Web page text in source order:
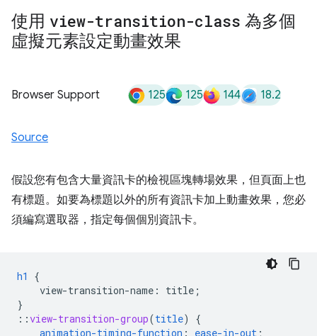
使用 view-transition-class 為多個
虛擬元素設定動畫效果
Browser Support 125 125 144 18.2
Source
假設您有包含大量資訊卡的檢視區塊轉場效果，但頁面上也
有標題。如要為標題以外的所有資訊卡加上動畫效果，您必
須編寫選取器，指定每個個別資訊卡。
h1
{
view-transition-name : title ;
}
::view-transition-group(title)
{
animation-timing-function : ease-in-out ;